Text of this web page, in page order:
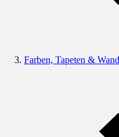
Farben, Tapeten &